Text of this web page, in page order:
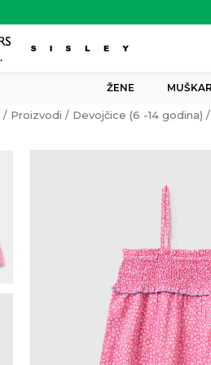
ŽENE
Proizvodi Devojčice (6 -14 godina)